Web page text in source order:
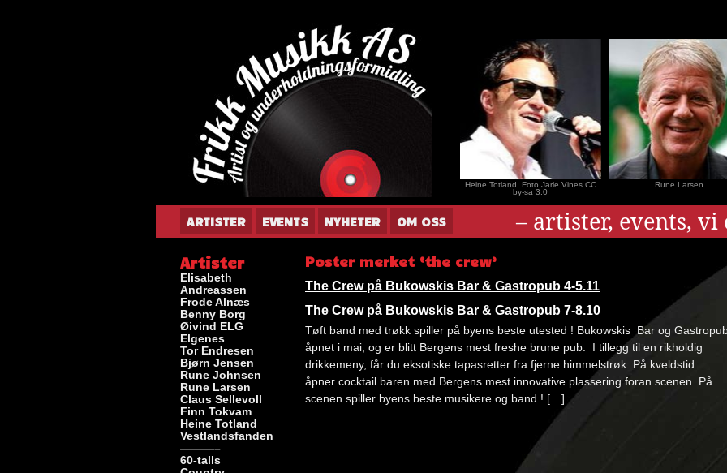
Gunnar Andersen
Heine Totland, Foto Jarle Vines CC
by-sa 3.0
Rune Larsen
ARTISTER EVENTS NYHETER OM OSS – artister, events,
Poster merket ‘the crew’
The Crew på Bukowskis Bar & Gastropub 4-5.11
The Crew på Bukowskis Bar & Gastropub 7-8.10
Tøft band med trøkk spiller på byens beste utested ! Bukowskis Bar og
åpnet i mai, og er blitt Bergens mest freshe brune pub. I tillegg til en rikholdig
drikkemeny, får du eksotiske tapasretter fra fjerne himmelstrøk. På kveldstid
åpner cocktail baren med Bergens mest innovative plassering foran scenen. På
scenen spiller byens beste musikere og band ! […]
Artister
Elisabeth
Andreassen
Frode Alnæs
Benny Borg
Øivind ELG
Elgenes
Tor Endresen
Bjørn Jensen
Rune Johnsen
Rune Larsen
Claus Sellevoll
Finn Tokvam
Heine Totland
Vestlandsfanden
———–
60-talls